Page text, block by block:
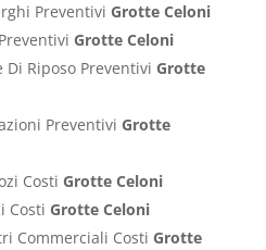
Preventivi Grotte Celoni
Grotte Celoni
Riposo Preventivi Grotte
Preventivi Grotte
Costi Grotte Celoni
Costi Grotte Celoni
Commerciali Costi Grotte